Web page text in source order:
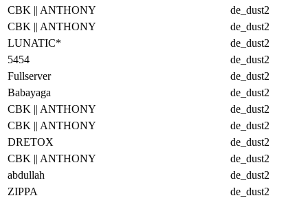
CBK || ANTHONY
de_dust2
CBK || ANTHONY
de_dust2
LUNATIC*
de_dust2
5454
de_dust2
Fullserver
de_dust2
Babayaga
de_dust2
CBK || ANTHONY
de_dust2
CBK || ANTHONY
de_dust2
DRETOX
de_dust2
CBK || ANTHONY
de_dust2
abdullah
de_dust2
ZIPPA
de_dust2